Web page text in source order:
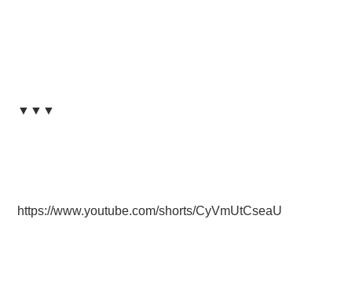
▼▼▼
https://www.youtube.com/shorts/CyVmUtCseaU